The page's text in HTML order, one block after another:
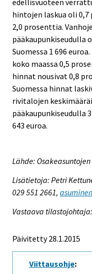
edellisvuoteen
hintojen laskua oli 0,7
2,0 prosenttia.
pääkaupunkiseudulla
Suomessa 1 696
koko maassa 0,5
hinnat nousivat 0,8
Suomessa hinnat
rivitalojen
pääkaupunkiseudulla
643 euroa.
Lähde:
Lisätietoja: Petri
029 551 2661,
Vastaava
Päivitetty 28.1.2015
Viittausohje: